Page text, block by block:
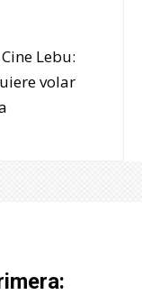
Lebu:
volar